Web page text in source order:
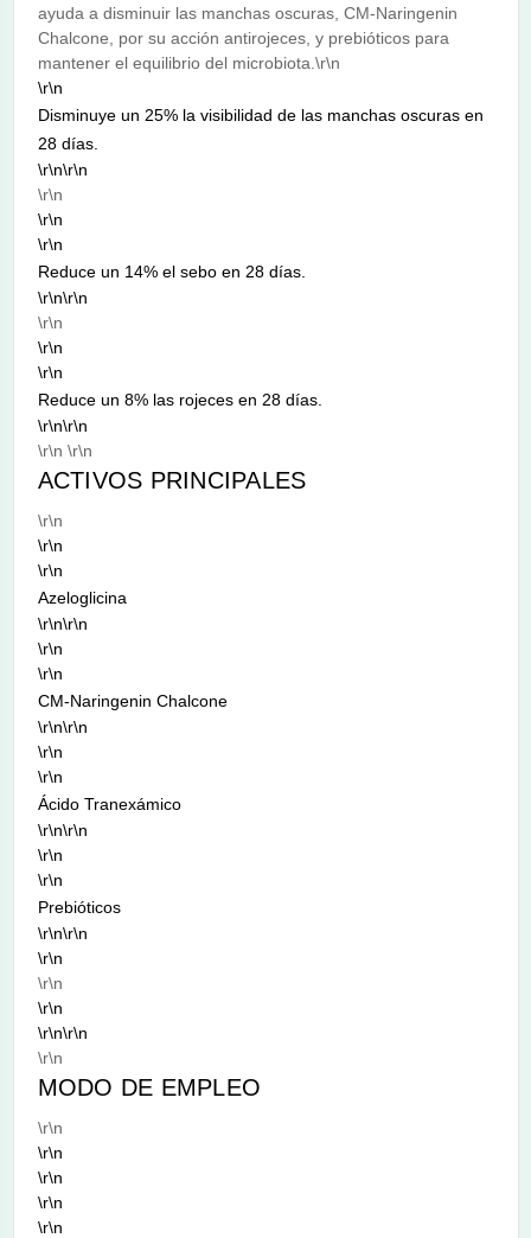
ayuda a disminuir las manchas oscuras, CM-Naringenin
Chalcone, por su acción antirojeces, y prebióticos para
mantener el equilibrio del microbiota.\r\n
\r\n
Disminuye un 25% la visibilidad de las manchas oscuras en
28 días.
\r\n\r\n
\r\n
\r\n
\r\n
Reduce un 14% el sebo en 28 días.
\r\n\r\n
\r\n
\r\n
\r\n
Reduce un 8% las rojeces en 28 días.
\r\n\r\n
\r\n \r\n
ACTIVOS PRINCIPALES
\r\n
\r\n
\r\n
Azeloglicina
\r\n\r\n
\r\n
\r\n
CM-Naringenin Chalcone
\r\n\r\n
\r\n
\r\n
Ácido Tranexámico
\r\n\r\n
\r\n
\r\n
Prebióticos
\r\n\r\n
\r\n
\r\n
\r\n
\r\n\r\n
\r\n
MODO DE EMPLEO
\r\n
\r\n
\r\n
\r\n
\r\n